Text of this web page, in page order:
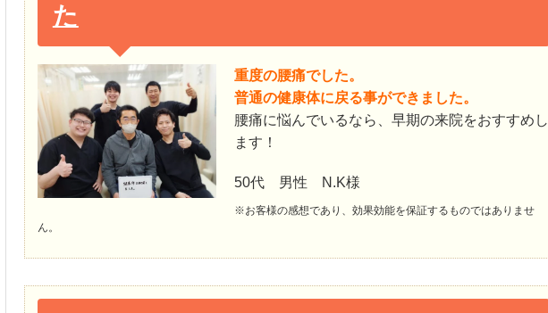
た
重度の腰痛でした。
普通の健康体に戻る事ができました。
腰痛に悩んでいるなら、早期の来院をおすすめし
ます！
50代 男性 N.K様
※お客様の感想であり、効果効能を保証するものではありませ
ん。